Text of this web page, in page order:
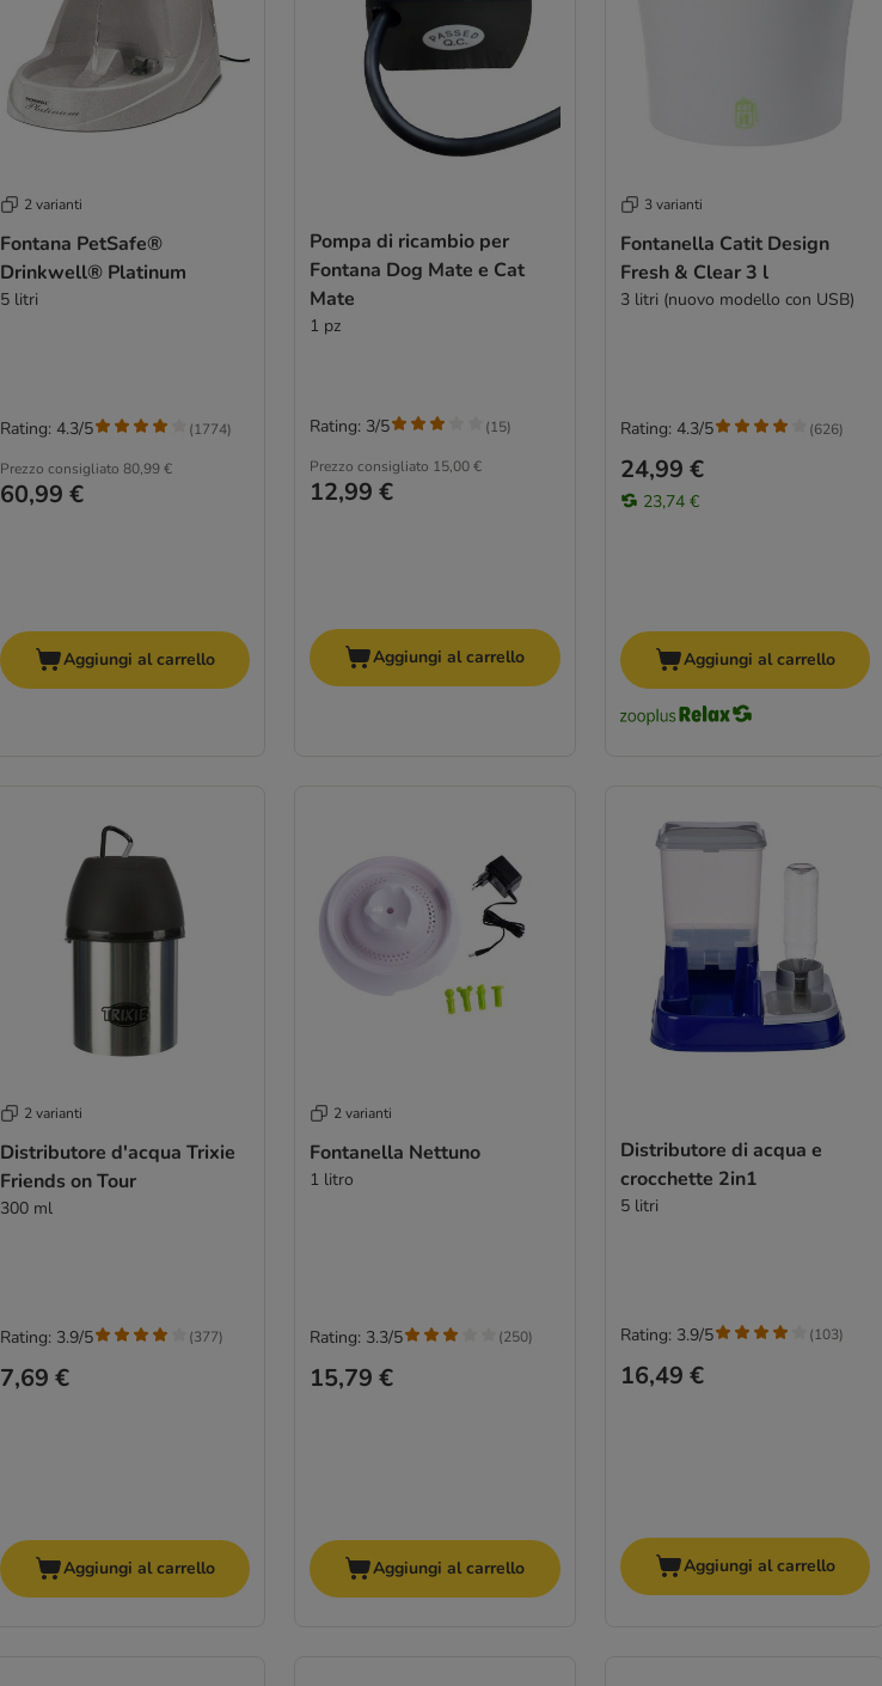
2 varianti
Fontana PetSafe®
Drinkwell® Platinum
5 litri
Prezzo consigliato 80,99 €
60,99 €
Rating: 4.3/5 (1774)
Aggiungi al carrello
Pompa di ricambio per
Fontana Dog Mate e Cat
Mate
1 pz
Prezzo consigliato 15,00 €
12,99 €
Rating: 3/5 (15)
Aggiungi al carrello
3 varianti
Fontanella Catit Design
Fresh & Clear 3 l
3 litri (nuovo modello con USB)
24,99 €
23,74 €
Rating: 4.3/5 (626)
Aggiungi al carrello
2 varianti
Distributore d'acqua Trixie
Friends on Tour
300 ml
7,69 €
Rating: 3.9/5 (377)
Aggiungi al carrello
2 varianti
Fontanella Nettuno
1 litro
15,79 €
Rating: 3.3/5 (250)
Aggiungi al carrello
Distributore di acqua e
crocchette 2in1
5 litri
16,49 €
Rating: 3.9/5 (103)
Aggiungi al carrello